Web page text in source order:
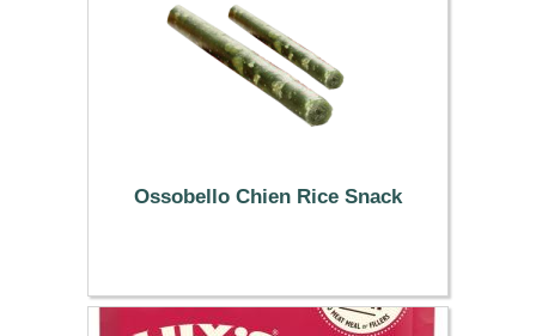
Ossobello Chien Rice Snack
2.99 €